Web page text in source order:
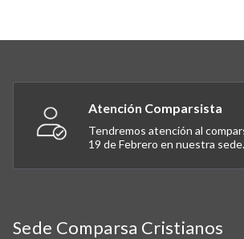
Atención Comparsista
Tendremos atención al
19 de Febrero en nuestra sede.
Sede Comparsa Cristianos